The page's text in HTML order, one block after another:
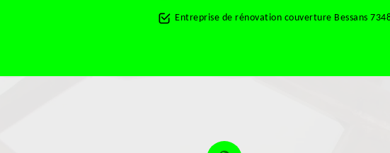
Entreprise de rénovation couverture Bessans